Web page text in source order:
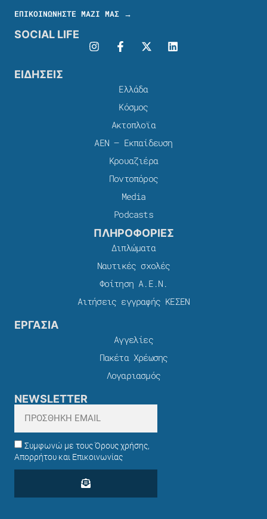
ΕΠΙΚΟΙΝΩΝΗΣΤΕ ΜΑΖΙ ΜΑΣ →
SOCIAL LIFE
ΕΙΔΗΣΕΙΣ
Ελλάδα
Κόσμος
Ακτοπλοϊα
ΑΕΝ – Εκπαίδευση
Κρουαζιέρα
Ποντοπόρος
Media
Podcasts
ΠΛΗΡΟΦΟΡΙΕΣ
Διπλώματα
Ναυτικές σχολές
Φοίτηση Α.Ε.Ν.
Αιτήσεις εγγραφής ΚΕΣΕΝ
ΕΡΓΑΣΙΑ
Αγγελίες
Πακέτα Χρέωσης​
Λογαριασμός
NEWSLETTER
Συμφωνώ με τους Όρους χρήσης,
Απορρήτου και Επικοινωνίας